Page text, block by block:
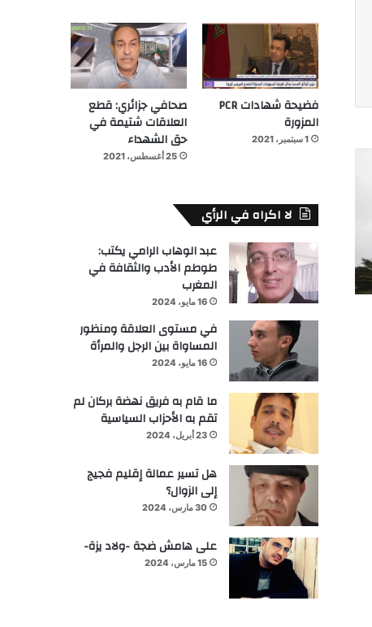
فضيحة شهادات PCR
المزورة
1 سبتمبر، 2021
صحافي جزائري: قطع
العلاقات شتيمة في
حق الشهداء
25 أغسطس، 2021
لا اكراه في الرأي
عبد الوهاب الرامي يكتب:
طوطم الأدب والثقافة في
المغرب
16 مايو، 2024
في مستوى العلاقة ومنظور
المساواة بين الرجل والمرأة
16 مايو، 2024
ما قام به فريق نهضة بركان لم
تقم به الأحزاب السياسية
23 أبريل، 2024
هل تسير عمالة إقليم فجيج
إلى الزوال؟
30 مارس، 2024
على هامش ضجة -ولاد يزة-
15 مارس، 2024